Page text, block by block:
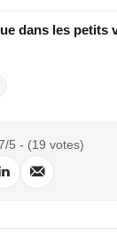
dans les petits
5 - (19 votes)